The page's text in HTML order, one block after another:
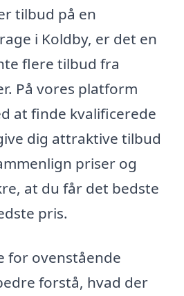
tilbud på en
i Koldby, er det en
flere tilbud fra
På vores platform
at finde kvalificerede
dig attraktive tilbud
priser og
at du får det bedste
pris.
for ovenstående
forstå, hvad der